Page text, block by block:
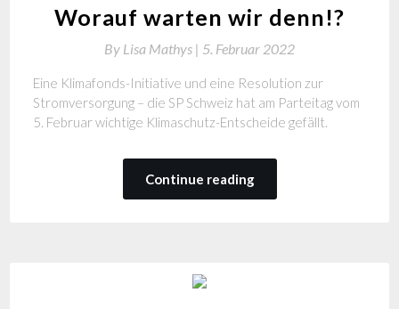
Worauf warten wir denn!?
By Lisa Mathys | 5. Februar 2022
Eine Klimafonds-Initiative und eine Resolution zur
Stromversorgung – die SP Schweiz hat am Parteitag vom
5. Februar wichtige Klimaschutz-Entscheide gefällt.
Continue reading